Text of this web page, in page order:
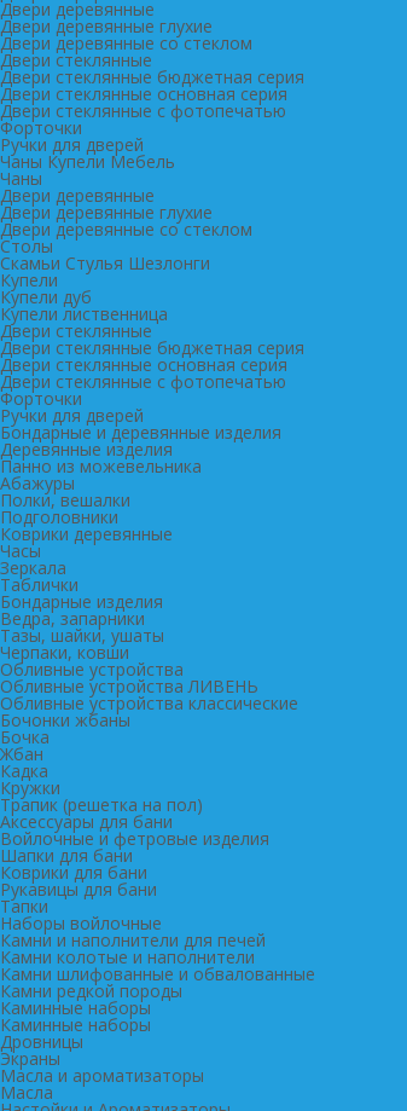
Двери деревянные
Двери деревянные глухие
Двери деревянные со стеклом
Двери стеклянные
Двери стеклянные бюджетная серия
Двери стеклянные основная серия
Двери стеклянные с фотопечатью
Форточки
Ручки для дверей
Чаны Купели Мебель
Чаны
Двери деревянные
Двери деревянные глухие
Двери деревянные со стеклом
Столы
Скамьи Стулья Шезлонги
Купели
Купели дуб
Купели лиственница
Двери стеклянные
Двери стеклянные бюджетная серия
Двери стеклянные основная серия
Двери стеклянные с фотопечатью
Форточки
Ручки для дверей
Бондарные и деревянные изделия
Деревянные изделия
Панно из можевельника
Абажуры
Полки, вешалки
Подголовники
Коврики деревянные
Часы
Зеркала
Таблички
Бондарные изделия
Ведра, запарники
Тазы, шайки, ушаты
Черпаки, ковши
Обливные устройства
Обливные устройства ЛИВЕНЬ
Обливные устройства классические
Бочонки жбаны
Бочка
Жбан
Кадка
Кружки
Трапик (решетка на пол)
Аксессуары для бани
Войлочные и фетровые изделия
Шапки для бани
Коврики для бани
Рукавицы для бани
Тапки
Наборы войлочные
Камни и наполнители для печей
Камни колотые и наполнители
Камни шлифованные и обвалованные
Камни редкой породы
Каминные наборы
Каминные наборы
Дровницы
Экраны
Масла и ароматизаторы
Масла